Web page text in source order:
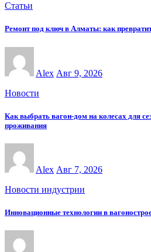
Статьи
Ремонт под ключ в Алматы: как
Alex Авг 9, 2026
Новости
Как выбрать вагон-дом на колесах для
проживания
Alex Авг 7, 2026
Новости индустрии
Инновационные технологии в